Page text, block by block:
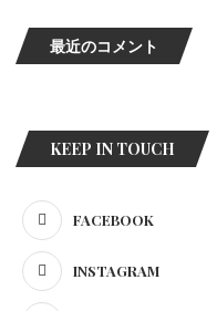
最近のコメント
KEEP IN TOUCH
FACEBOOK
INSTAGRAM